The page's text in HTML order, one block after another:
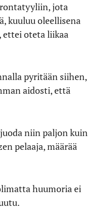
jota
kuuluu oleellisena
ettei oteta liikaa
pyritään siihen,
aidosti, että
niin paljon kuin
pelaaja, määrää
huumoria ei